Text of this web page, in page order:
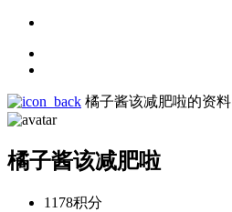
橘子酱该减肥啦的资料
橘子酱该减肥啦
1178积分